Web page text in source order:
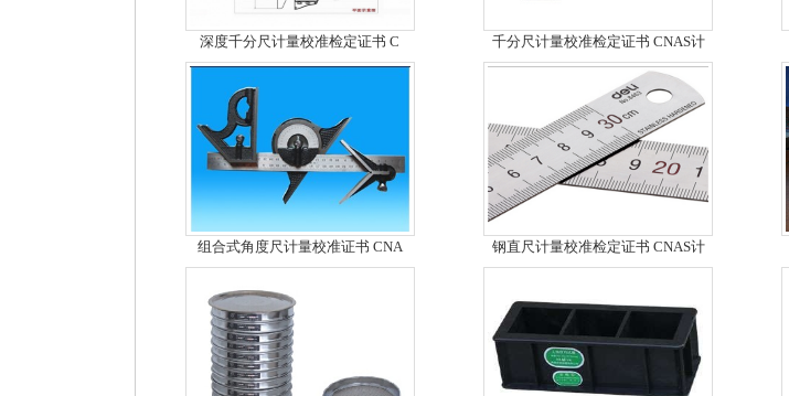
深度千分尺计量校准检定证书 C 千分尺计量校准检定证书 CNAS计
组合式角度尺计量校准证书 CNA 钢直尺计量校准检定证书 CNAS计